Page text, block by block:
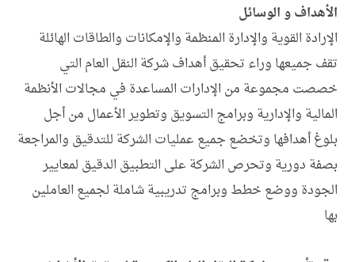
الأهداف و الوسائل
الإرادة القوية والإدارة المنظمة والإمكانات والطاقات الهائلة
تقف جميعها وراء تحقيق أهداف شركة النقل العام التي
خصصت مجموعة من الإدارات المساعدة في مجالات الأنظمة
المالية والإدارية وبرامج التسويق وتطوير الأعمال من أجل
بلوغ أهدافها وتخضع جميع عمليات الشركة للتدقيق والمراجعة
بصفة دورية وتحرص الشركة على التطبيق الدقيق لمعايير
الجودة ووضع خطط وبرامج تدريبية شاملة لجميع العاملين
بها